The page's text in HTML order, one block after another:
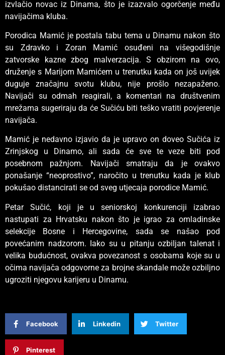
izvlačio novac iz Dinama, što je izazvalo ogorčenje među
navijačima kluba.
Porodica Mamić je postala tabu tema u Dinamu nakon što
su Zdravko i Zoran Mamić osuđeni na višegodišnje
zatvorske kazne zbog malverzacija. S obzirom na ovo,
druženje s Marijom Mamićem u trenutku kada on još uvijek
duguje značajnu svotu klubu, nije prošlo nezapaženo.
Navijači su odmah reagirali, a komentari na društvenim
mrežama sugeriraju da će Sučiću biti teško vratiti povjerenje
navijača.
Mamić je nedavno izjavio da je upravo on doveo Sučića iz
Zrinjskog u Dinamo, ali sada će sve te veze biti pod
posebnom pažnjom. Navijači smatraju da je ovakvo
ponašanje “neoprostivo”, naročito u trenutku kada je klub
pokušao distancirati se od sveg utjecaja porodice Mamić.
Petar Sučić, koji je u seniorskoj konkurenciji izabrao
nastupati za Hrvatsku nakon što je igrao za omladinske
selekcije Bosne i Hercegovine, sada se našao pod
povećanim nadzorom. Iako su u pitanju ozbiljan talenat i
velika budućnost, ovakva povezanost s osobama koje su u
očima navijača odgovorne za brojne skandale može ozbiljno
ugroziti njegovu karijeru u Dinamu.
Facebook Linkedin Twitter
Pinterest